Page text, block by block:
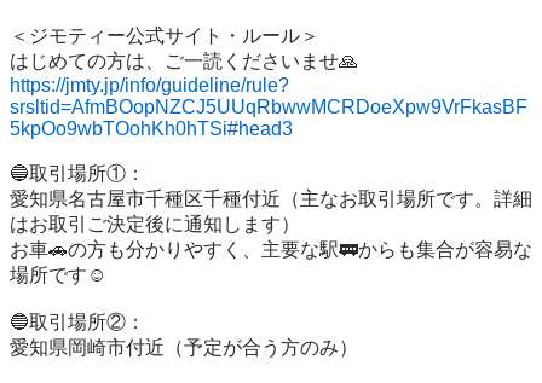
＜ジモティー公式サイト・ルール＞
https://jmty.jp/info/guideline/rule?
srsltid=AfmBOopNZCJ5UUqRbwwMCRDoeXpw9VrFkasBF
5kpOo9wbTOohKh0hTSi#head3
🔵取引場所①：
愛知県名古屋市千種区千種付近（主なお取引場所です。詳細
はお取引ご決定後に通知します）
お車🚗の方も分かりやすく、主要な駅🚃からも集合が容易な
場所です☺️
🔵取引場所②：
愛知県岡崎市付近（予定が合う方のみ）